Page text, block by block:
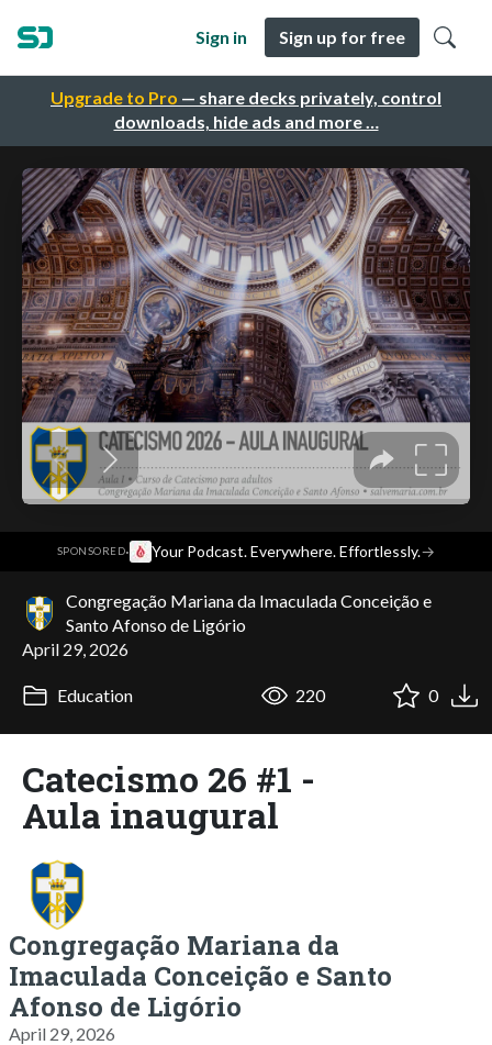
Upgrade to Pro — share decks privately, control
downloads, hide ads and more …
Sign in Sign up for free
SPONSORED· Your Podcast. Everywhere. Effortlessly.→
Congregação Mariana da Imaculada Conceição e
Santo Afonso de Ligório
April 29, 2026
Education 220 0
Catecismo 26 #1 -
Aula inaugural
Congregação Mariana da
Imaculada Conceição e Santo
Afonso de Ligório
April 29, 2026